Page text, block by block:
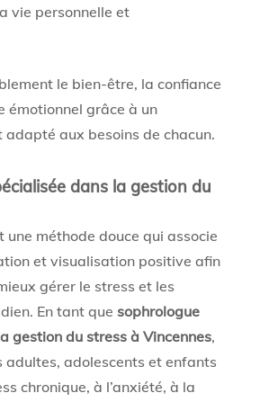
vie personnelle et
le bien-être, la confiance
émotionnel grâce à un
aux besoins de chacun.
dans la gestion du
une méthode douce qui associe
et visualisation positive afin
gérer le stress et les
En tant que sophrologue
gestion du stress à Vincennes,
adultes, adolescents et enfants
chronique, à l’anxiété, à la